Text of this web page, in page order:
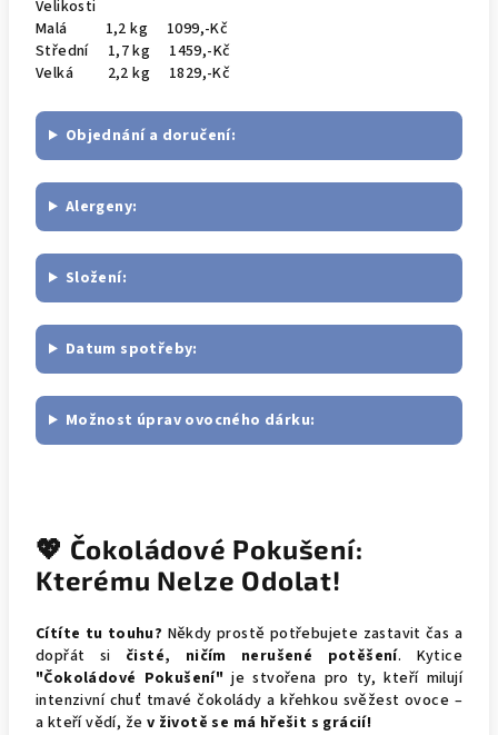
Velikosti
Malá 1,2 kg 1099,-Kč
Střední 1,7 kg 1459,-Kč
Velká 2,2 kg 1829,-Kč
Objednání a doručení:
Alergeny:
Složení:
Datum spotřeby:
Možnost úprav ovocného dárku:
💖 Čokoládové Pokušení:
Kterému Nelze Odolat!
Cítíte tu touhu? Někdy prostě potřebujete zastavit čas a
dopřát si čisté, ničím nerušené potěšení. Kytice
"Čokoládové Pokušení" je stvořena pro ty, kteří milují
intenzivní chuť tmavé čokolády a křehkou svěžest ovoce –
a kteří vědí, že v životě se má hřešit s grácií!